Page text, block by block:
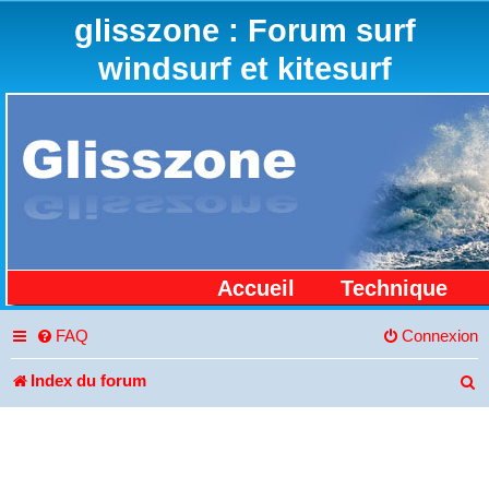
glisszone : Forum surf
windsurf et kitesurf
Accueil Technique
FAQ Connexion
Index du forum